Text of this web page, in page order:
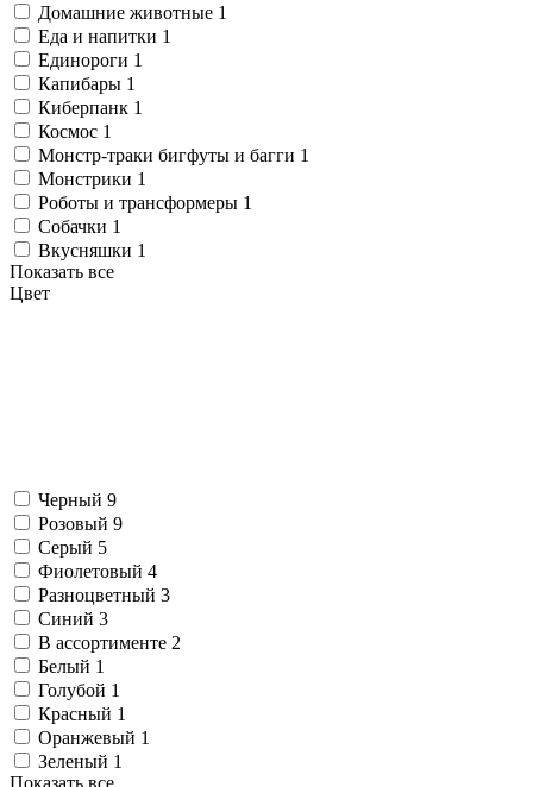
Домашние животные 1
Еда и напитки 1
Единороги 1
Капибары 1
Киберпанк 1
Космос 1
Монстр-траки бигфуты и багги 1
Монстрики 1
Роботы и трансформеры 1
Собачки 1
Вкусняшки 1
Показать все
Цвет
Черный 9
Розовый 9
Серый 5
Фиолетовый 4
Разноцветный 3
Синий 3
В ассортименте 2
Белый 1
Голубой 1
Красный 1
Оранжевый 1
Зеленый 1
Показать все